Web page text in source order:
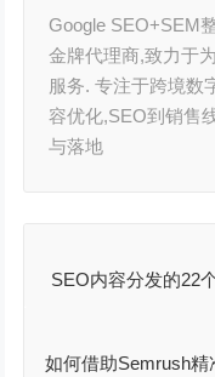
Google SEO+SEM
金牌代理商,致力于
服务. 专注于跨境数
容优化,SEO到销售
与落地
SEO内容分发的22
如何借助Semrush